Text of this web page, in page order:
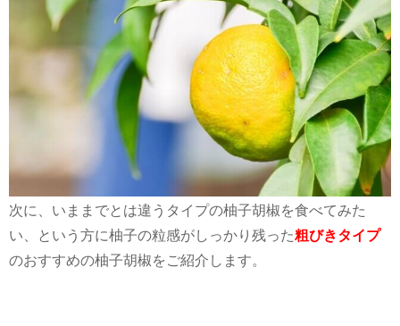
次に、いままでとは違うタイプの柚子胡椒を食べてみた
い、という方に柚子の粒感がしっかり残った粗びきタイプ
のおすすめの柚子胡椒をご紹介します。